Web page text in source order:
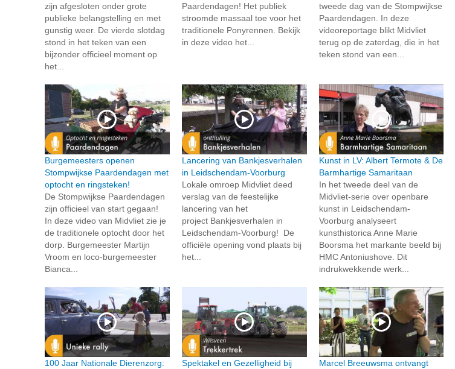
zijn afgesloten onder grote
publieke belangstelling en met
gunstig weer. De vierde slotdag
stond in het teken van een
bijzonder officieel moment op
het...
Paardendagen! Het publiek
stroomde massaal toe voor het
traditionele Ponyrennen. Bekijk
in deze video het...
tweede dag van de Stompwijkse
Paardendagen. In deze
videoreportage blikt Midvliet
terug op de zaterdag, die in het
teken stond van een...
Burgemeesters openen
Stompwijkse Paardendagen met
optocht en ringsteken!
De Stompwijkse Paardendagen
zijn officieel van start gegaan!
In deze video van Midvliet zie je
de traditionele optocht door het
dorp. Burgemeester Martijn
Vroom en loco-burgemeester
Bianca...
Lancering van Bankjesverhalen
in Leidschendam-Voorburg
Lokale omroep Midvliet deed
verslag van de feestelijke
lancering van het
project Bankjesverhalen in
Leidschendam-Voorburg! De
officiële opening vond plaats bij
het...
Kunst in LV: Albert Termote & De
Barmhartige Samaritaan
In het tweede deel van de
Midvliet-serie over openbare
kunst in Leidschendam-
Voorburg analyseert
kunsthistorica Anne Marie
Boorsma het markante beeld bij
HMC Antoniushove. Dit
indrukwekkende werk...
100 Jaar Nationale Dierenzorg:
Spektakel en Gezelligheid bij
Marcel Breeuwsma ontvangt